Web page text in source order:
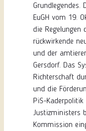
Grundlegendes.
EuGH vom 19.
die Regelungen
rückwirkende
und der
Gersdorf. Das
Richterschaft
und die
PiS-
Justizministers
Kommission